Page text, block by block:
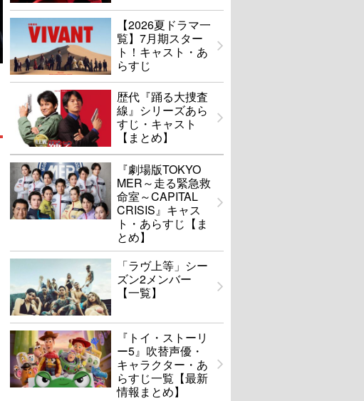
【2026夏ドラマ一
覧】7月期スター
ト！キャスト・あ
らすじ
歴代『踊る大捜査
線』シリーズあら
すじ・キャスト
【まとめ】
『劇場版TOKYO
MER～走る緊急救
命室～CAPITAL
CRISIS』キャス
ト・あらすじ【ま
とめ】
「ラヴ上等」シー
ズン2メンバー
【一覧】
『トイ・ストーリ
ー5』吹替声優・
キャラクター・あ
らすじ一覧【最新
情報まとめ】